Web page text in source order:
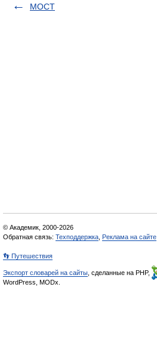
МОСТ
© Академик, 2000-2026
Обратная связь: Техподдержка Реклама на сайте
👣 Путешествия
Экспорт словарей на сайты , сделанные на PHP,
WordPress, MODx.